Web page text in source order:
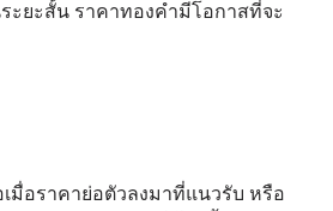
ะยะสั้น ราคาทองคำมีโอกาสที่จะ
มื่อราคาย่อตัวลงมาที่แนวรับ หรือ